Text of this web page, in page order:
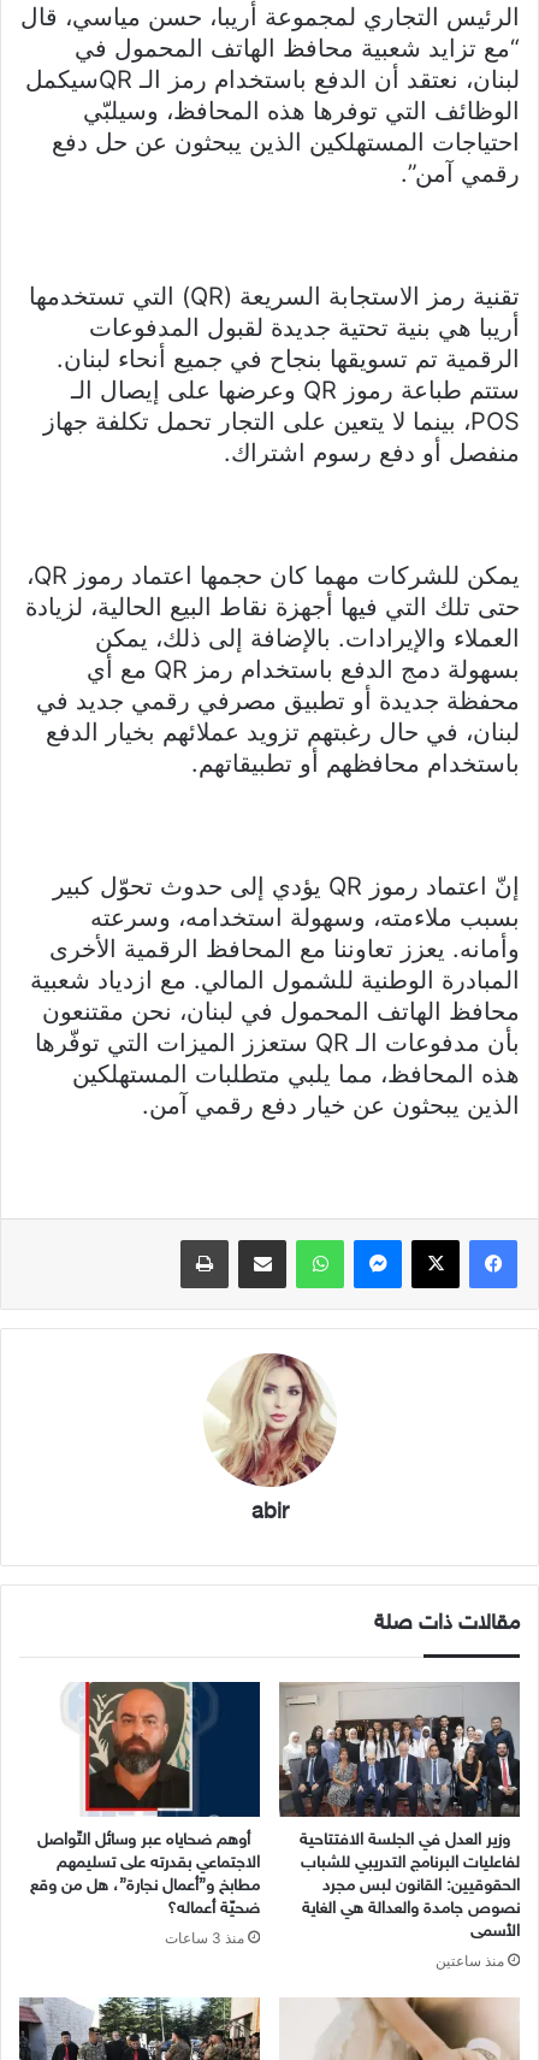
الرئيس التجاري لمجموعة أريبا، حسن مياسي، قال
“مع تزايد شعبية محافظ الهاتف المحمول في
لبنان، نعتقد أن الدفع باستخدام رمز الـ QRسيكمل
الوظائف التي توفرها هذه المحافظ، وسيلبّي
احتياجات المستهلكين الذين يبحثون عن حل دفع
رقمي آمن”.
تقنية رمز الاستجابة السريعة (QR) التي تستخدمها
أريبا هي بنية تحتية جديدة لقبول المدفوعات
الرقمية تم تسويقها بنجاح في جميع أنحاء لبنان.
ستتم طباعة رموز QR وعرضها على إيصال الـ
POS، بينما لا يتعين على التجار تحمل تكلفة جهاز
منفصل أو دفع رسوم اشتراك.
يمكن للشركات مهما كان حجمها اعتماد رموز QR،
حتى تلك التي فيها أجهزة نقاط البيع الحالية، لزيادة
العملاء والإيرادات. بالإضافة إلى ذلك، يمكن
بسهولة دمج الدفع باستخدام رمز QR مع أي
محفظة جديدة أو تطبيق مصرفي رقمي جديد في
لبنان، في حال رغبتهم تزويد عملائهم بخيار الدفع
باستخدام محافظهم أو تطبيقاتهم.
إنّ اعتماد رموز QR يؤدي إلى حدوث تحوّل كبير
بسبب ملاءمته، وسهولة استخدامه، وسرعته
وأمانه. يعزز تعاوننا مع المحافظ الرقمية الأخرى
المبادرة الوطنية للشمول المالي. مع ازدياد شعبية
محافظ الهاتف المحمول في لبنان، نحن مقتنعون
بأن مدفوعات الـ QR ستعزز الميزات التي توفّرها
هذه المحافظ، مما يلبي متطلبات المستهلكين
الذين يبحثون عن خيار دفع رقمي آمن.
فيسبوك X ماسنجر واتساب مشاركة عبر البريد طباعة
abir
مقالات ذات صلة
وزير العدل في الجلسة الافتتاحية
لفاعليات البرنامج التدريبي للشباب
الحقوقيين: القانون لبس مجرد
نصوص جامدة والعدالة هي الغاية
الأسمى
منذ ساعتين
أوهم ضحاياه عبر وسائل التّواصل
الاجتماعي بقدرته على تسليمهم
مطابخ و”أعمال نجارة”، هل من وقع
ضحيّة أعماله؟
منذ 3 ساعات